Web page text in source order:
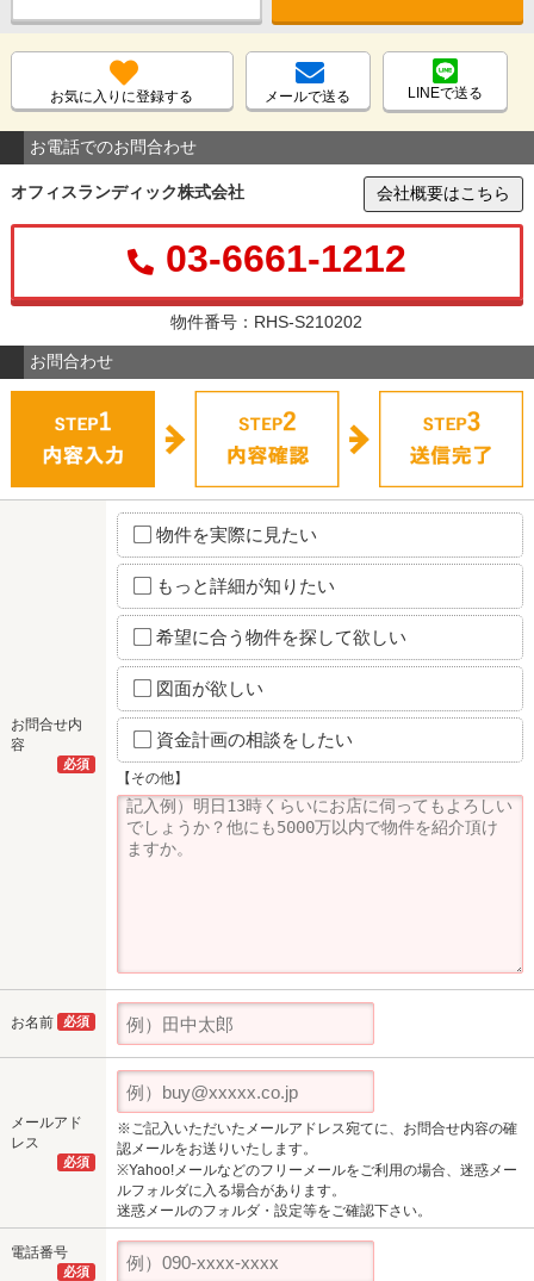
お気に入りに登録する メールで送る LINEで送る
お電話でのお問合わせ
オフィスランディック株式会社 会社概要はこちら
03-6661-1212
物件番号：RHS-S210202
お問合わせ
お問合せ内
容
必須
物件を実際に見たい
もっと詳細が知りたい
希望に合う物件を探して欲しい
図面が欲しい
資金計画の相談をしたい
【その他】
お名前 必須
メールアド
レス
必須
※ご記入いただいたメールアドレス宛てに、お問合せ内容の確
認メールをお送りいたします。
※Yahoo!メールなどのフリーメールをご利用の場合、迷惑メー
ルフォルダに入る場合があります。
迷惑メールのフォルダ・設定等をご確認下さい。
電話番号
必須